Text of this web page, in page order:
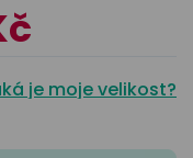
je moje velikost?